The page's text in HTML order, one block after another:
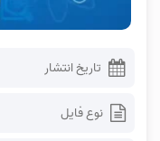
تاریخ انتشار
نوع فایل